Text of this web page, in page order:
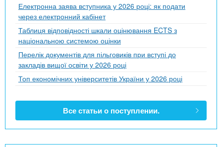
Електронна заява вступника у 2026 році: як подати
через електронний кабінет
Таблиця відповідності шкали оцінювання ECTS з
національною системою оцінки
Перелік документів для пільговиків при вступі до
закладів вищої освіти у 2026 році
Топ економічних університетів України у 2026 році
Все статьи о поступлении.